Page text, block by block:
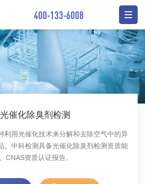
400-133-6008
光催化除臭剂检测
利用光催化技术来分解和去除空气中的异
。中科检测具备光催化除臭剂检测资质能
CNAS资质认证报告。